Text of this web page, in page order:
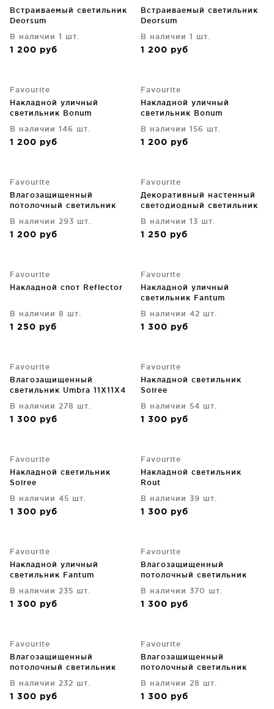
Встраиваемый светильник
Deorsum
В наличии 1 шт.
1 200 руб
Встраиваемый светильник
Deorsum
В наличии 1 шт.
1 200 руб
Favourite
Накладной уличный
светильник Bonum
В наличии 146 шт.
1 200 руб
Favourite
Накладной уличный
светильник Bonum
В наличии 156 шт.
1 200 руб
Favourite
Влагозащищенный
потолочный светильник
В наличии 293 шт.
1 200 руб
Favourite
Декоративный настенный
светодиодный светильник
В наличии 13 шт.
1 250 руб
Favourite
Накладной спот Reflector
В наличии 8 шт.
1 250 руб
Favourite
Накладной уличный
светильник Fantum
В наличии 42 шт.
1 300 руб
Favourite
Влагозащищенный
светильник Umbra 11X11X4
В наличии 278 шт.
1 300 руб
Favourite
Накладной светильник
Soiree
В наличии 54 шт.
1 300 руб
Favourite
Накладной светильник
Soiree
В наличии 45 шт.
1 300 руб
Favourite
Накладной светильник
Rout
В наличии 39 шт.
1 300 руб
Favourite
Накладной уличный
светильник Fantum
В наличии 235 шт.
1 300 руб
Favourite
Влагозащищенный
потолочный светильник
В наличии 370 шт.
1 300 руб
Favourite
Влагозащищенный
потолочный светильник
В наличии 232 шт.
1 300 руб
Favourite
Влагозащищенный
потолочный светильник
В наличии 28 шт.
1 300 руб